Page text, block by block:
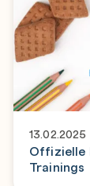
13.02.2025
Offizielle
Trainings